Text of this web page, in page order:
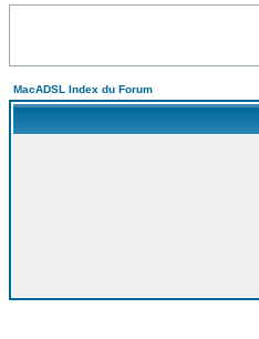
MacADSL Index du Forum